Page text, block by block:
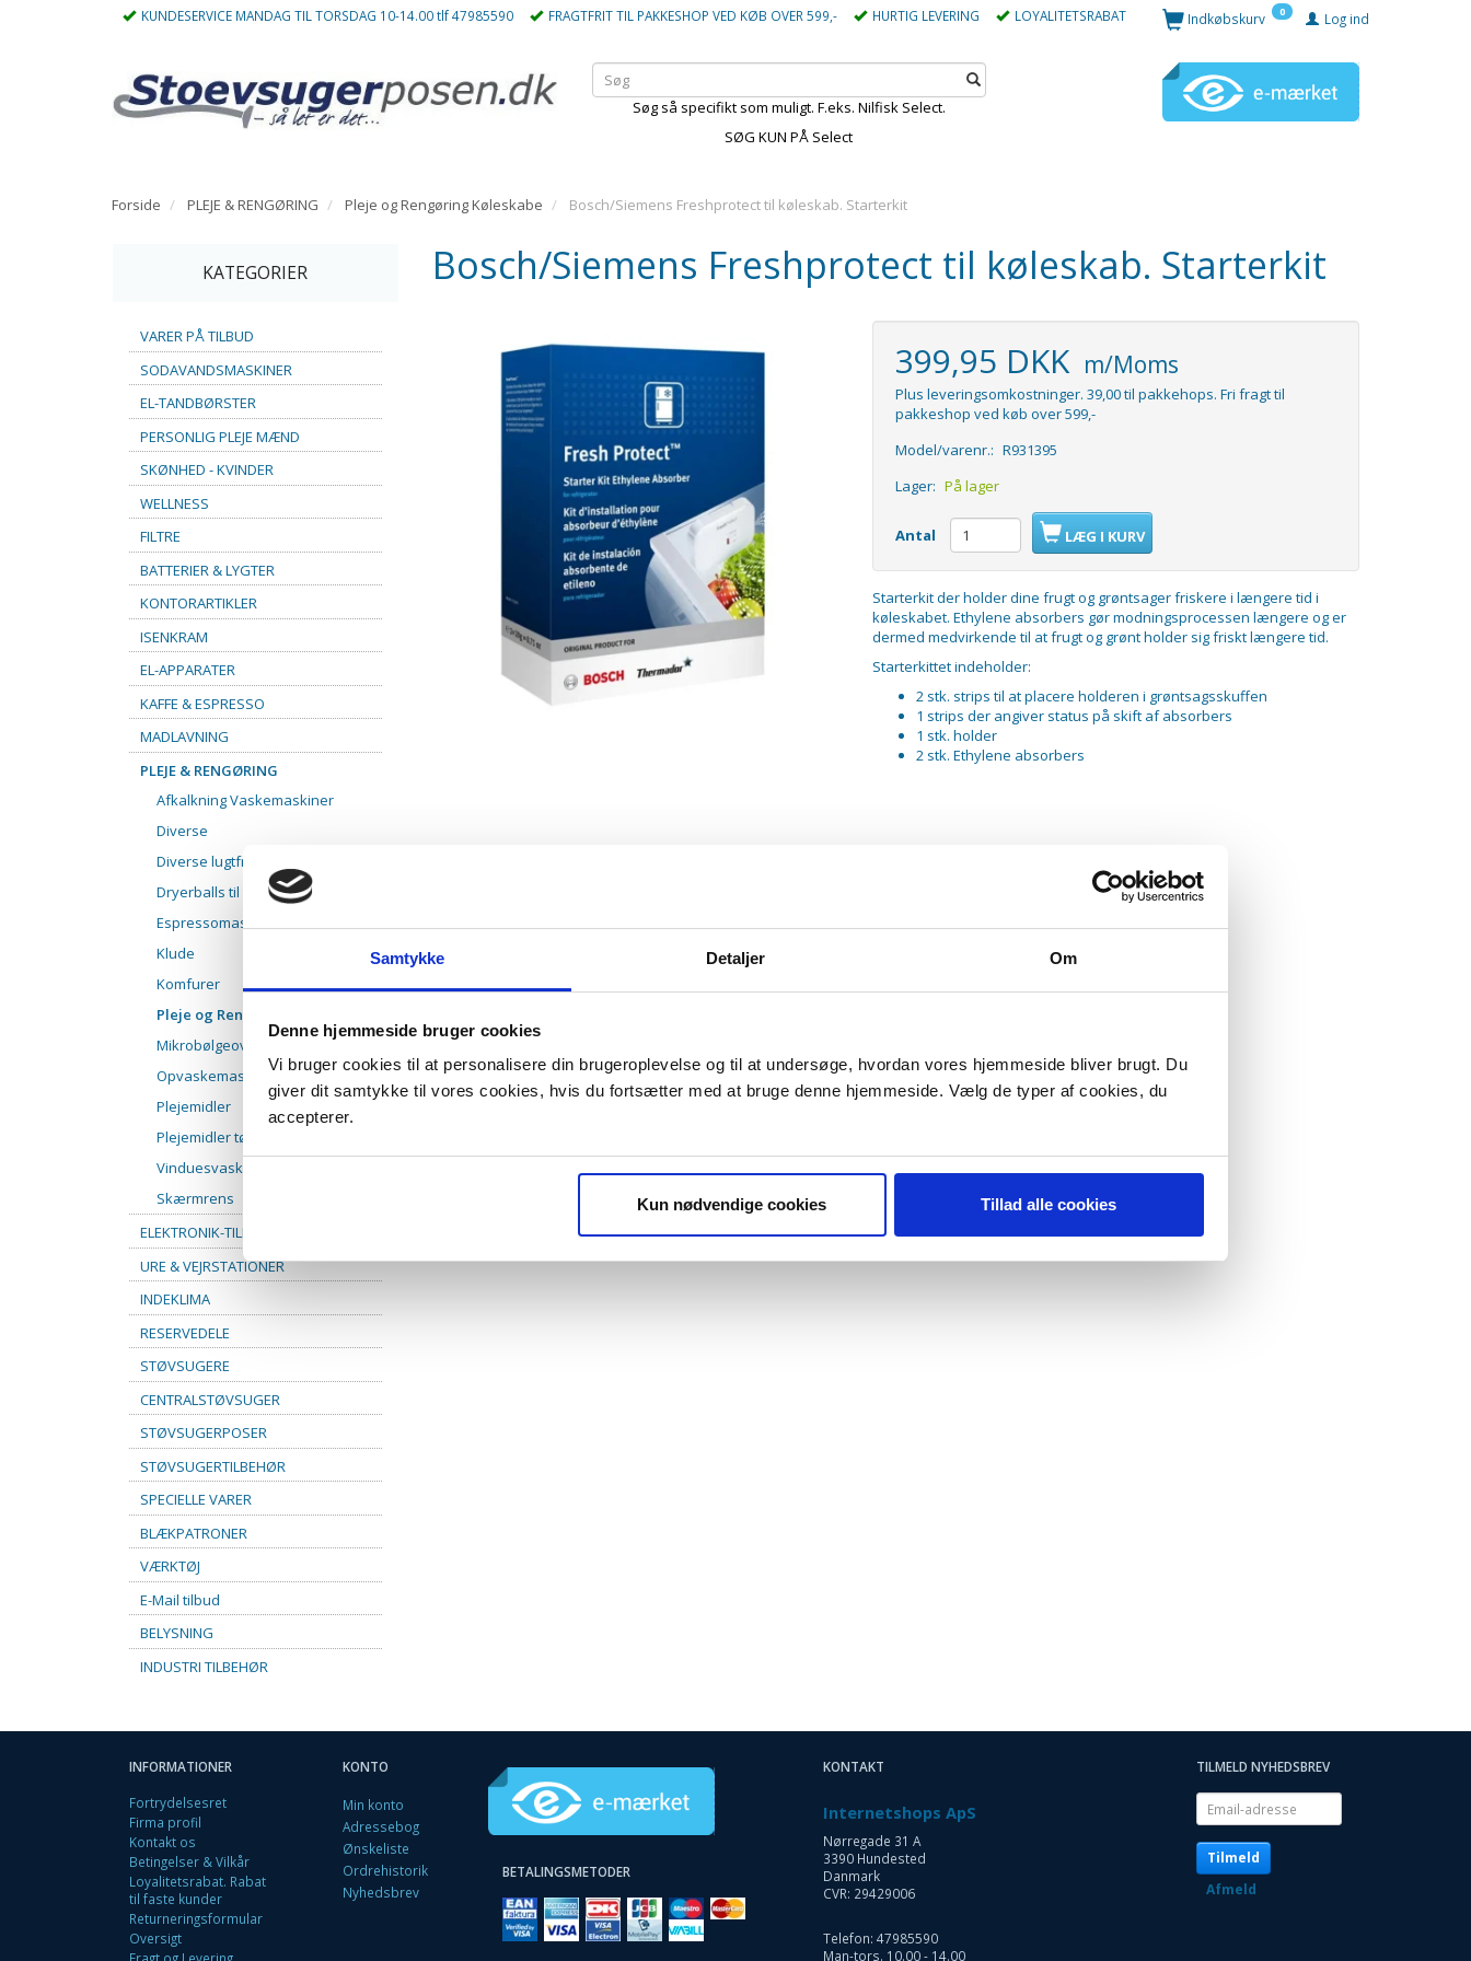
Samtykke Detaljer Om
Denne hjemmeside bruger cookies
Vi bruger cookies til at personalisere din brugeroplevelse og til at undersøge, hvordan vores hjemmeside bliver brugt. Du
giver dit samtykke til vores cookies, hvis du fortsætter med at bruge denne hjemmeside. Vælg de typer af cookies, du
accepterer.
Kun nødvendige cookies Tillad alle cookies
KUNDESERVICE MANDAG TIL TORSDAG 10-14.00 tlf 47985590 FRAGTFRIT TIL PAKKESHOP VED KØB OVER 599,- HURTIG LEVERING LOYALITETSRABAT Log ind
Indkøbskurv 0
Søg så specifikt som muligt. F.eks. Nilfisk Select.
SØG KUN PÅ Select
Forside PLEJE & RENGØRING Pleje og Rengøring Køleskabe Bosch/Siemens Freshprotect til køleskab. Starterkit
KATEGORIER
VARER PÅ TILBUD
SODAVANDSMASKINER
EL-TANDBØRSTER
PERSONLIG PLEJE MÆND
SKØNHED - KVINDER
WELLNESS
FILTRE
BATTERIER & LYGTER
KONTORARTIKLER
ISENKRAM
EL-APPARATER
KAFFE & ESPRESSO
MADLAVNING
PLEJE & RENGØRING
Afkalkning Vaskemaskiner
Diverse
Diverse lugtfriskere.
Dryerballs til tørretumbler
Espressomaskiner
Klude
Komfurer
Pleje og Rengøring Køleskabe
Mikrobølgeovne
Opvaskemaskiner
Plejemidler
Plejemidler tørretumblere
Vinduesvasker
Skærmrens
ELEKTRONIK-TILBEHØR
URE & VEJRSTATIONER
INDEKLIMA
RESERVEDELE
STØVSUGERE
CENTRALSTØVSUGER
STØVSUGERPOSER
STØVSUGERTILBEHØR
SPECIELLE VARER
BLÆKPATRONER
VÆRKTØJ
E-Mail tilbud
BELYSNING
INDUSTRI TILBEHØR
Bosch/Siemens Freshprotect til køleskab. Starterkit
399,95 DKK m/Moms
Plus leveringsomkostninger. 39,00 til pakkehops. Fri fragt til
pakkeshop ved køb over 599,-
Model/varenr.: R931395
Lager: På lager
Antal LÆG I KURV
Starterkit der holder dine frugt og grøntsager friskere i længere tid i
køleskabet. Ethylene absorbers gør modningsprocessen længere og er
dermed medvirkende til at frugt og grønt holder sig friskt længere tid.
Starterkittet indeholder:
2 stk. strips til at placere holderen i grøntsagsskuffen
1 strips der angiver status på skift af absorbers
1 stk. holder
2 stk. Ethylene absorbers
INFORMATIONER
Fortrydelsesret
Firma profil
Kontakt os
Betingelser & Vilkår
Loyalitetsrabat. Rabat
til faste kunder
Returneringsformular
Oversigt
KONTO
Min konto
Adressebog
Ønskeliste
Ordrehistorik
Nyhedsbrev
BETALINGSMETODER
KONTAKT
Internetshops ApS
Nørregade 31 A
3390 Hundested
Danmark
CVR: 29429006
Telefon: 47985590
Man-tors. 10.00 - 14.00
TILMELD NYHEDSBREV
Email-
adresse
Tilmeld
Afmeld